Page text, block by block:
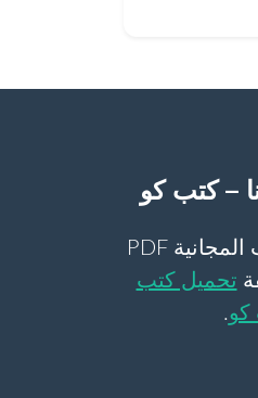
موقع كتب كو لـ تحميل الكتب المجانية PDF
تحميل كتب
.